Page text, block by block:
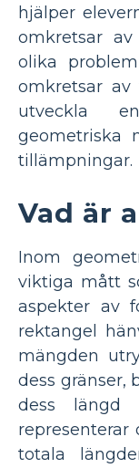
hjälper
omkretsar
olika
omkretsar
utveckla
geometriska
tillämpningar.
Vad är
Inom
viktiga mått
aspekter av
rektangel
mängden
dess gränser,
dess längd
representerar
totala